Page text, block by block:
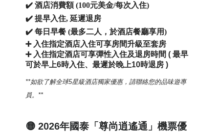
✔️ 酒店消費額 (100元美金/每次入住)
✔️ 提早入住, 延遲退房
✔️ 每日早餐 (最多二人，於酒店餐廳享用)
➕ 入住指定酒店入住可享房間升級至套房
➕入住指定酒店可享彈性入住及退房時間 ( 最早
可於早上6時入住、最遲於晚上10時退房 )
**如欲了解全球5星級酒店獨家優惠，請聯絡您的品味遊專
員。**
🟡 2026年國泰「尊尚逍遙通」機票優